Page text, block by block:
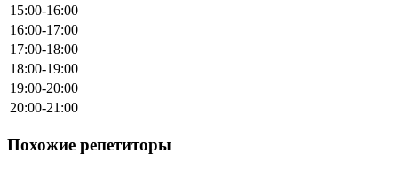
15:00-16:00
16:00-17:00
17:00-18:00
18:00-19:00
19:00-20:00
20:00-21:00
Похожие репетиторы